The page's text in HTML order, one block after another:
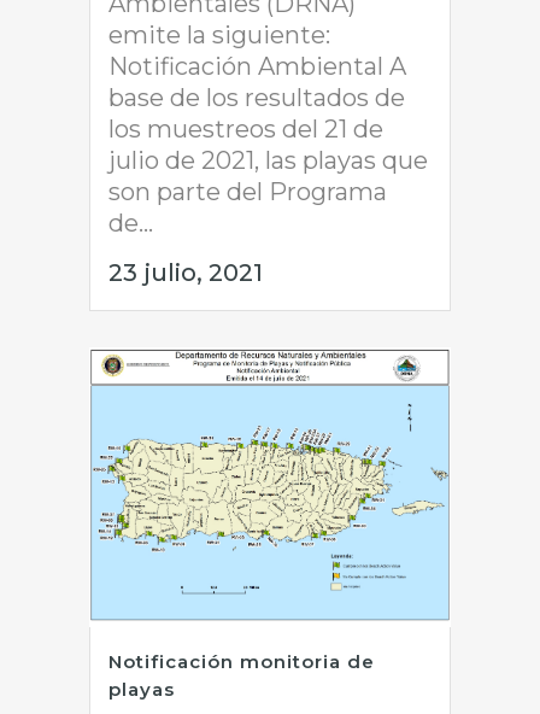
emite la siguiente:
Notificación Ambiental A
base de los resultados de
los muestreos del 21 de
julio de 2021, las playas que
son parte del Programa
de...
23 julio, 2021
Notificación monitoria de
playas